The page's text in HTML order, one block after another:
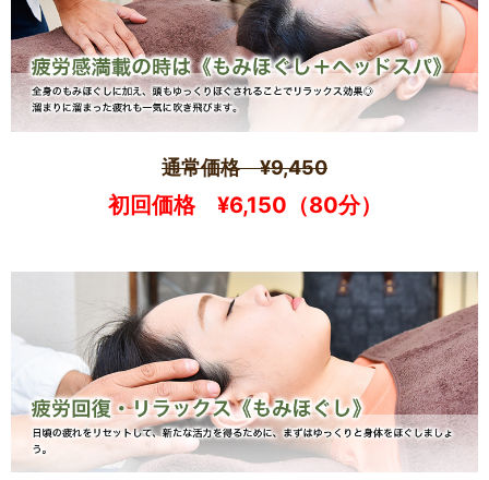
通常価格 ¥9,450
初回価格 ¥6,150（80分）